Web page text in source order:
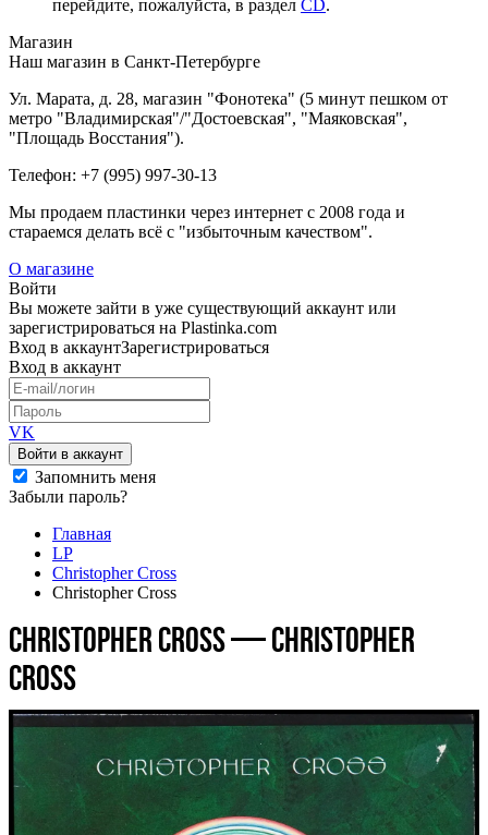
перейдите, пожалуйста, в раздел CD.
Магазин
Наш магазин в Санкт-Петербурге
Ул. Марата, д. 28, магазин "Фонотека" (5 минут пешком от
метро "Владимирская"/"Достоевская", "Маяковская",
"Площадь Восстания").
Телефон: +7 (995) 997-30-13
Мы продаем пластинки через интернет c 2008 года и
стараемся делать всё с "избыточным качеством".
О магазине
Войти
Вы можете зайти в уже существующий аккаунт или
зарегистрироваться на Plastinka.com
Вход в аккаунтЗарегистрироваться
Вход в аккаунт
VK
Войти в аккаунт
Запомнить меня
Забыли пароль?
Главная
LP
Christopher Cross
Christopher Cross
Christopher Cross — Christopher
Cross